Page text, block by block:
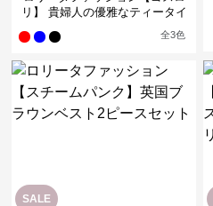
リ】 貴婦人の優雅なティータイ
全3色
SALE